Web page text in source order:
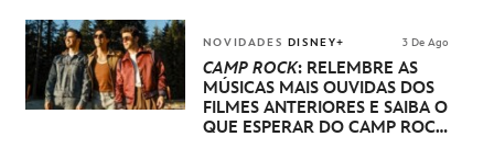
NOVIDADES DISNEY+ 3 De Ago
CAMP ROCK: RELEMBRE AS
MÚSICAS MAIS OUVIDAS DOS
FILMES ANTERIORES E SAIBA O
QUE ESPERAR DO CAMP ROCK